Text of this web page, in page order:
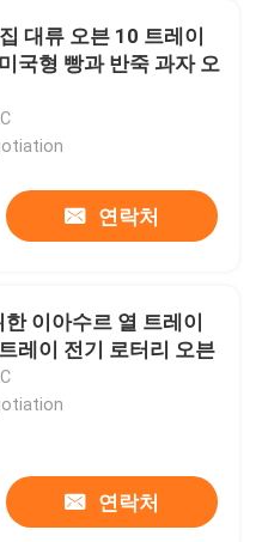
대류 오븐 10 트레이
국형 빵과 반죽 과자 오
연락처
이아수르 열 트레이
레이 전기 로터리 오븐
연락처